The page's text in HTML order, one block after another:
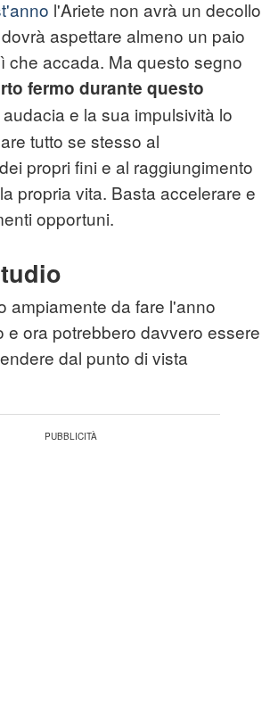
l'Ariete non avrà un decollo
aspettare almeno un paio
che accada. Ma questo segno
fermo durante questo
e la sua impulsività lo
tutto se stesso al
propri fini e al raggiungimento
propria vita. Basta accelerare e
opportuni.
ampiamente da fare l'anno
e ora potrebbero davvero essere
dal punto di vista